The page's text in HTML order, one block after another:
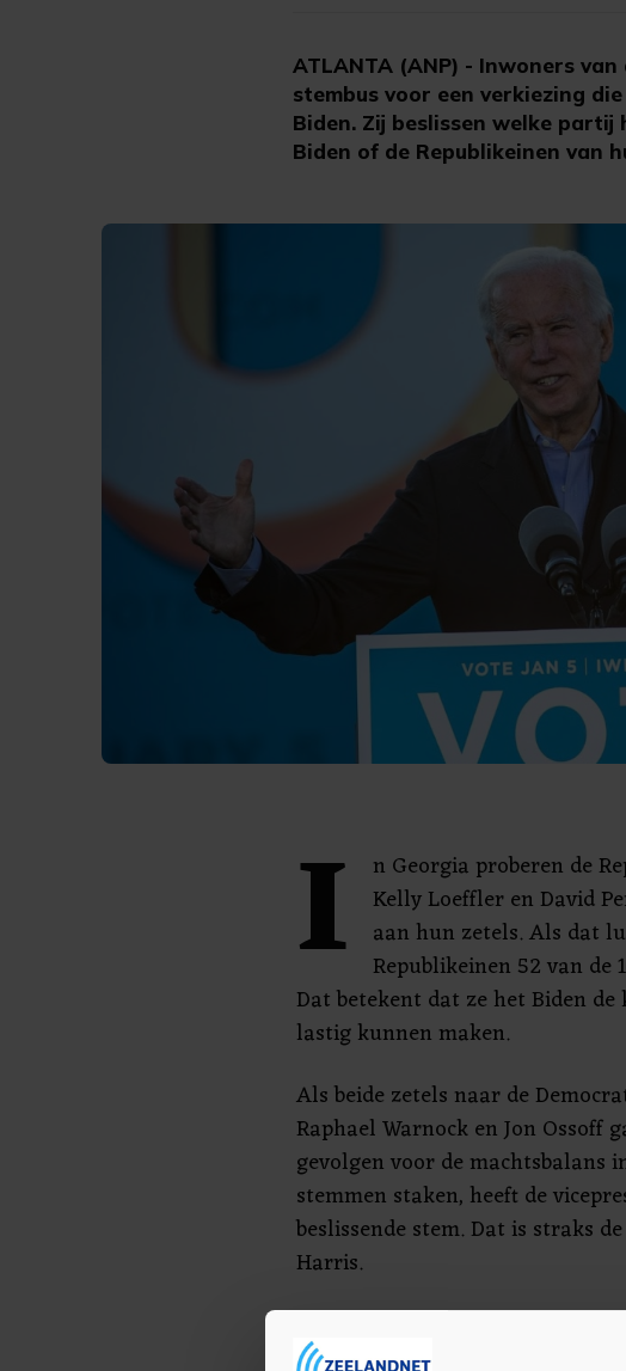
ATLANTA (ANP) - Inwoners
stembus voor een verkiezing
Biden. Zij beslissen welke
Biden of de Republikeinen van
I
n Georgia proberen de
Kelly Loeffler en David
aan hun zetels. Als dat
Republikeinen 52 van de
Dat betekent dat ze het Biden
lastig kunnen maken.
Als beide zetels naar de
Raphael Warnock en Jon Ossoff
gevolgen voor de machtsbalans
stemmen staken, heeft de
beslissende stem. Dat is straks
Harris.
Republikeinen van Trump. Toch